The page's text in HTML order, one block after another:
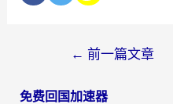
← 前一篇文章
免费回国加速器